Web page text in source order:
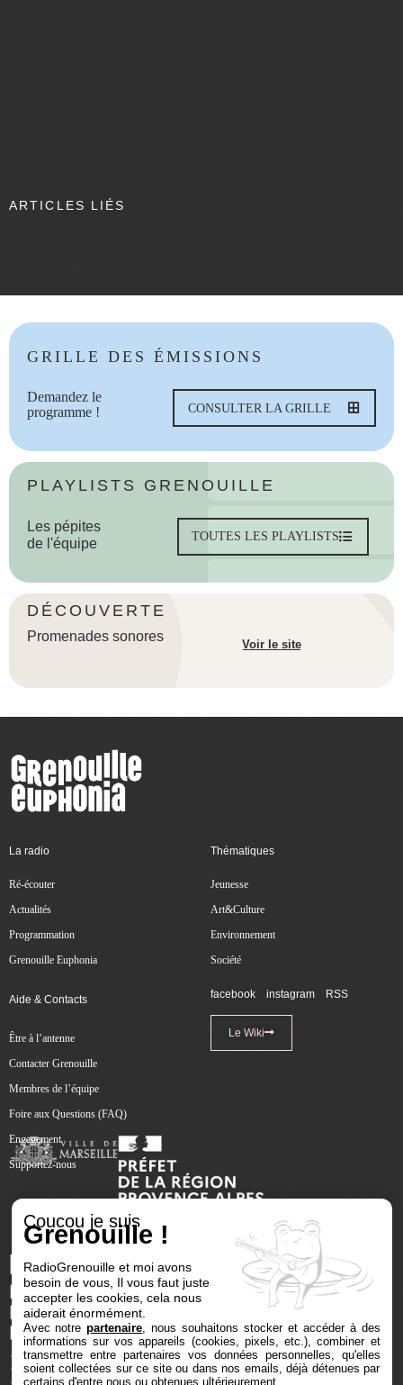
ARTICLES LIÉS
GRILLE DES ÉMISSIONS
Demandez le
programme !
CONSULTER LA GRILLE
PLAYLISTS GRENOUILLE
Les pépites
de l'équipe
TOUTES LES PLAYLISTS
DÉCOUVERTE
Promenades sonores
Voir le site
La radio
Ré-écouter
Actualités
Programmation
Grenouille Euphonia
Thématiques
Jeunesse
Art&Culture
Environnement
Société
Aide & Contacts
Être à l’antenne
Contacter Grenouille
Membres de l’équipe
Foire aux Questions (FAQ)
Engagement
Supportez-nous
facebook instagram RSS
Le Wiki
Coucou je suis
Grenouille !
RadioGrenouille et moi avons
besoin de vous, Il vous faut juste
accepter les cookies, cela nous
aiderait énormément.
Avec notrepartenaire , nous souhaitons stocker et accéder à des
informations sur vos appareils (cookies, pixels, etc.), combiner et
transmettre entre partenaires vos données personnelles, qu'elles
soient collectées sur ce site ou dans nos emails, déjà détenues par
certains d'entre nous ou obtenues ultérieurement.